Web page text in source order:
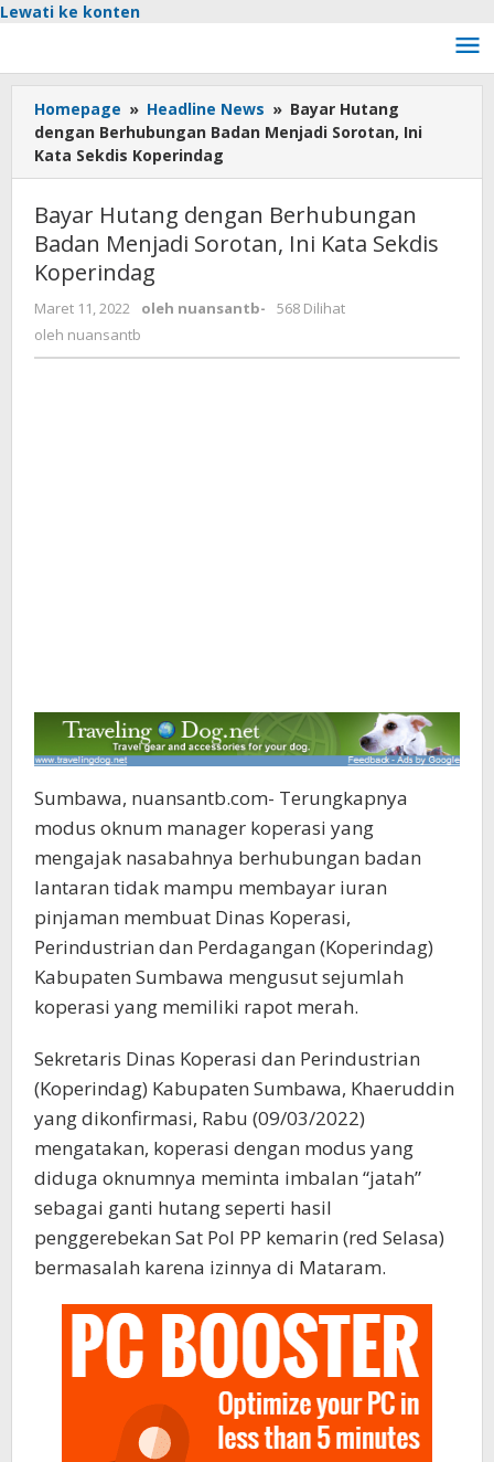
Lewati ke konten
Homepage » Headline News » Bayar Hutang
dengan Berhubungan Badan Menjadi Sorotan, Ini
Kata Sekdis Koperindag
Bayar Hutang dengan Berhubungan
Badan Menjadi Sorotan, Ini Kata Sekdis
Koperindag
Maret 11, 2022 oleh nuansantb-
568 Dilihat
oleh nuansantb
Sumbawa, nuansantb.com- Terungkapnya
modus oknum manager koperasi yang
mengajak nasabahnya berhubungan badan
lantaran tidak mampu membayar iuran
pinjaman membuat Dinas Koperasi,
Perindustrian dan Perdagangan (Koperindag)
Kabupaten Sumbawa mengusut sejumlah
koperasi yang memiliki rapot merah.
Sekretaris Dinas Koperasi dan Perindustrian
(Koperindag) Kabupaten Sumbawa, Khaeruddin
yang dikonfirmasi, Rabu (09/03/2022)
mengatakan, koperasi dengan modus yang
diduga oknumnya meminta imbalan “jatah”
sebagai ganti hutang seperti hasil
penggerebekan Sat Pol PP kemarin (red Selasa)
bermasalah karena izinnya di Mataram.